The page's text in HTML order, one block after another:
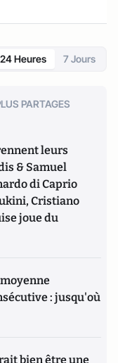
24 Heures 7 Jours
PARTAGES
leurs
& Samuel
di Caprio
Cristiano
joue du
: jusqu'où
bien être une